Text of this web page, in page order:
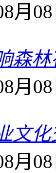
月
森
月
文
月